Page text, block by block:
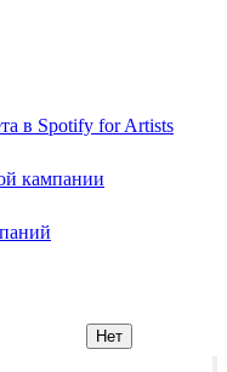
в Spotify for Artists
кампании
Нет